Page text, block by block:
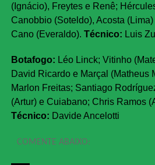
(Ignácio), Freytes e Renê;
Canobbio (Soteldo), Acosta
Cano (Everaldo). Técnico: Luis
Botafogo: Léo Linck; Vitinho
David Ricardo e Marçal (Matheus
Marlon Freitas; Santiago
(Artur) e Cuiabano; Chris Ramos
Técnico: Davide Ancelotti
COMENTE ABAIXO: